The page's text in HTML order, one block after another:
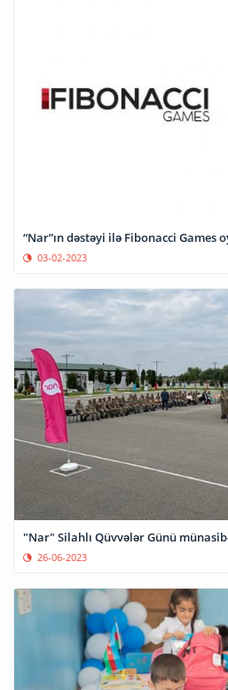
“Nar”ın dəstəyi ilə Fibonacci Games
03-02-2023
"Nar" Silahlı Qüvvələr Günü
26-06-2023